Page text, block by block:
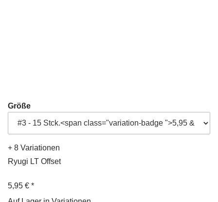
Größe
+ 8 Variationen
Ryugi LT Offset
5,95 € *